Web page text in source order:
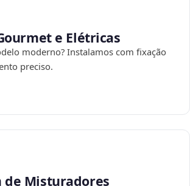
e Elétricas
moderno? Instalamos com fixação
preciso.
de Misturadores